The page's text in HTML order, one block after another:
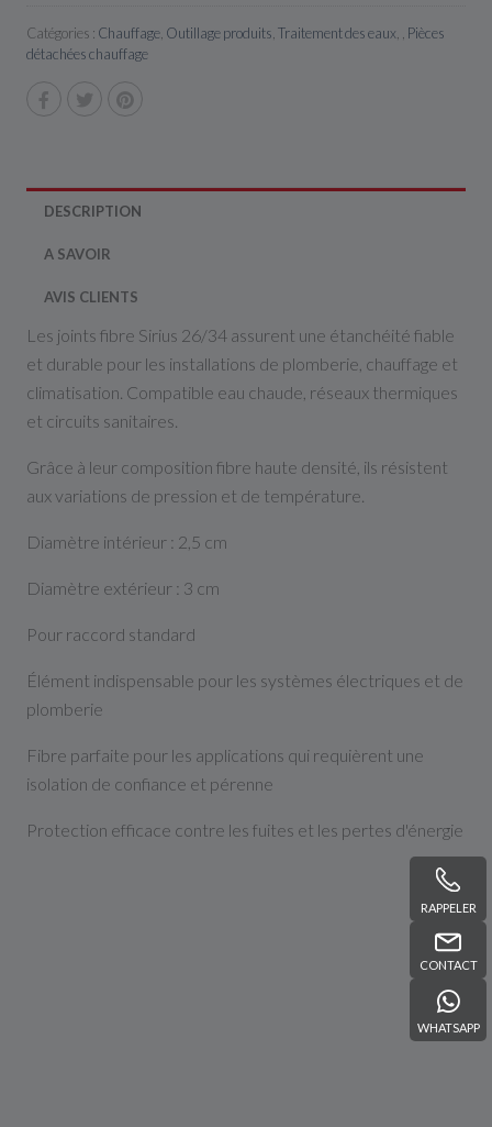
RAPPELER
CONTACT
WHATSAPP
Catégories : Chauffage Outillage produits Traitement des eaux
Pièces
détachées chauffage
DESCRIPTION
A SAVOIR
AVIS CLIENTS
Les joints fibre Sirius 26/34 assurent une étanchéité fiable
et durable pour les installations de plomberie, chauffage et
climatisation. Compatible eau chaude, réseaux thermiques
et circuits sanitaires.
Grâce à leur composition fibre haute densité, ils résistent
aux variations de pression et de température.
Diamètre intérieur : 2,5 cm
Diamètre extérieur : 3 cm
Pour raccord standard
Élément indispensable pour les systèmes électriques et de
plomberie
Fibre parfaite pour les applications qui requièrent une
isolation de confiance et pérenne
Protection efficace contre les fuites et les pertes d'énergie